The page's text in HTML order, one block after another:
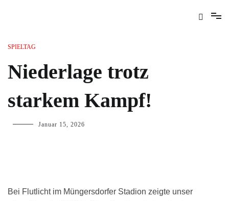
SPIELTAG
Niederlage trotz
starkem Kampf!
Januar 15, 2026
Bei Flutlicht im Müngersdorfer Stadion zeigte unser